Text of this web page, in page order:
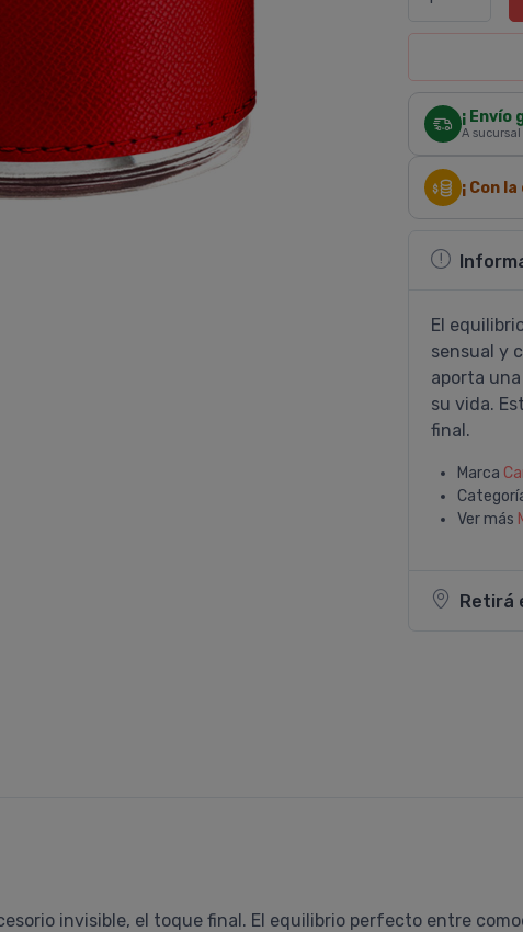
¡ Envío
A
¡ Con
El
sensual y
aporta
su vida.
final.
Marca
Ver más
Retirá
invisible, el toque final. El equilibrio perfecto entre